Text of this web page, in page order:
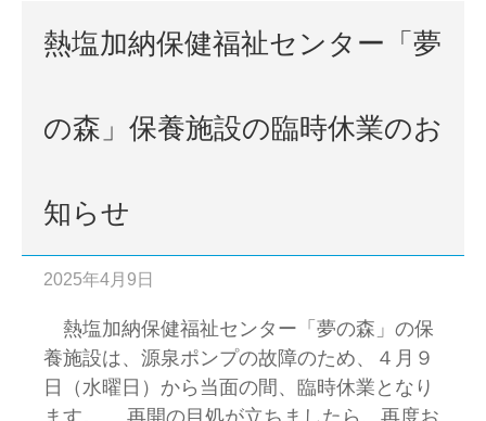
熱塩加納保健福祉センター「夢
の森」保養施設の臨時休業のお
知らせ
2025年4月9日
熱塩加納保健福祉センター「夢の森」の保
養施設は、源泉ポンプの故障のため、４月９
日（水曜日）から当面の間、臨時休業となり
ます。 再開の目処が立ちましたら、再度お